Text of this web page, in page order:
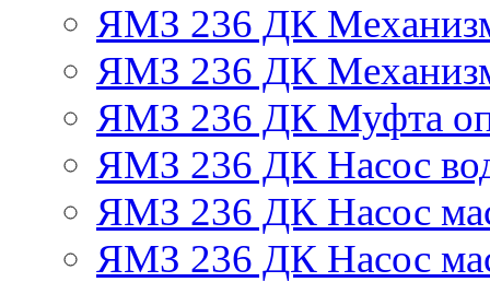
ЯМЗ 236 ДК
ЯМЗ 236 ДК
ЯМЗ 236 ДК Муфта
ЯМЗ 236 ДК Насос
ЯМЗ 236 ДК Насос
ЯМЗ 236 ДК Насос